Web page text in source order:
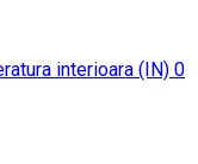
interioara (IN) 0